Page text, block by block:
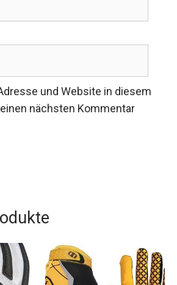
und Website in diesem
nächsten Kommentar